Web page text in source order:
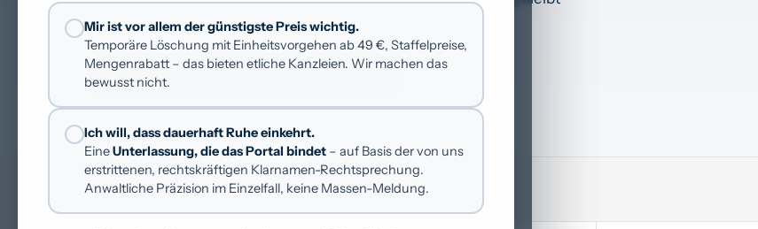
Mir ist vor allem der günstigste Preis wichtig.
Temporäre Löschung mit Einheitsvorgehen ab 49 €, Staffelpreise,
Mengenrabatt – das bieten etliche Kanzleien. Wir machen das
bewusst nicht.
Ich will, dass dauerhaft Ruhe einkehrt.
EineUnterlassung, die das Portal bindet – auf Basis der von uns
erstrittenen, rechtskräftigen Klarnamen-Rechtsprechung.
Anwaltliche Präzision im Einzelfall, keine Massen-Meldung.
gelöscht.
Kostenfreie Erstberatung anfragen